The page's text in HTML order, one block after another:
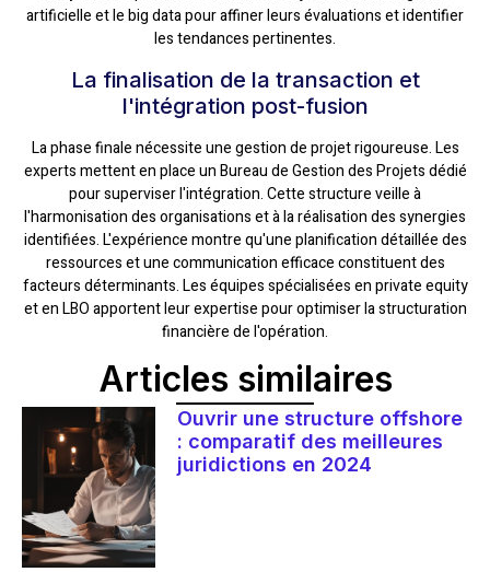
Articles similaires
Ouvrir une structure offshore
: comparatif des meilleures
juridictions en 2024
artificielle et le big data pour affiner leurs évaluations et identifier
les tendances pertinentes.
La finalisation de la transaction et
l'intégration post-fusion
La phase finale nécessite une gestion de projet rigoureuse. Les
experts mettent en place un Bureau de Gestion des Projets dédié
pour superviser l'intégration. Cette structure veille à
l'harmonisation des organisations et à la réalisation des synergies
identifiées. L'expérience montre qu'une planification détaillée des
ressources et une communication efficace constituent des
facteurs déterminants. Les équipes spécialisées en private equity
et en LBO apportent leur expertise pour optimiser la structuration
financière de l'opération.